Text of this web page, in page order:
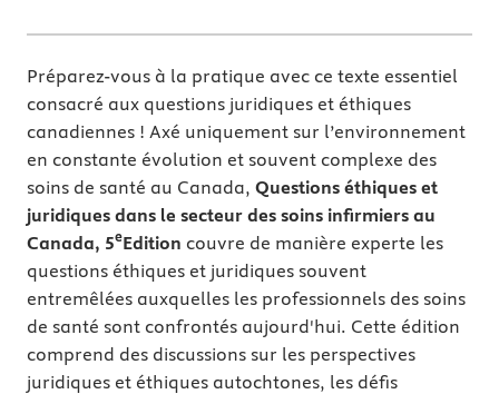
Préparez-vous à la pratique avec ce texte essentiel
consacré aux questions juridiques et éthiques
canadiennes ! Axé uniquement sur l’environnement
en constante évolution et souvent complexe des
soins de santé au Canada, Questions éthiques et
juridiques dans le secteur des soins infirmiers au
Canada, 5eEdition couvre de manière experte les
questions éthiques et juridiques souvent
entremêlées auxquelles les professionnels des soins
de santé sont confrontés aujourd'hui. Cette édition
comprend des discussions sur les perspectives
juridiques et éthiques autochtones, les défis